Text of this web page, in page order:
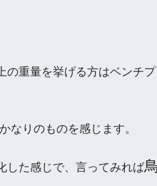
重量を挙げる方はベンチ
なりのものを感じます。
した感じで、言ってみれば